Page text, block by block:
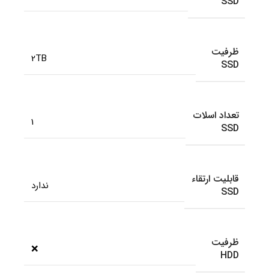
ظرفیت
SSD
2TB
تعداد اسلات
SSD
1
قابلیت ارتقاء
SSD
ندارد
ظرفیت
HDD
❌